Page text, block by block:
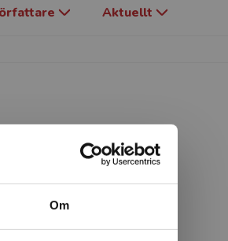
Om
Aktuellt
institutionen,